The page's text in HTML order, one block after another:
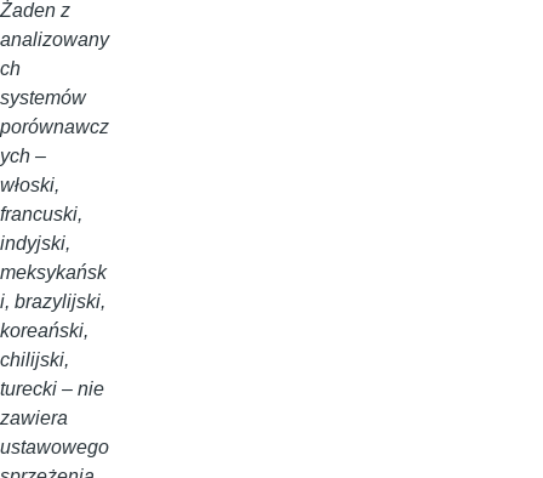
Żaden z
analizowany
ch
systemów
porównawcz
ych –
włoski,
francuski,
indyjski,
meksykańsk
i, brazylijski,
koreański,
chilijski,
turecki – nie
zawiera
ustawowego